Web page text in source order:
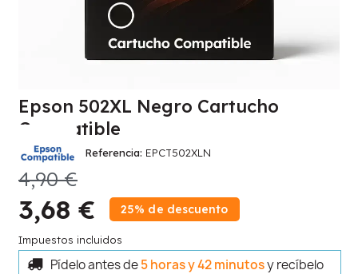
Epson 502XL Negro Cartucho
Compatible
Referencia EPCT502XLN
4,90 €
3,68 € 25% de descuento
Impuestos incluidos
Pídelo antes de5 horas y 42 minutosy recíbelo